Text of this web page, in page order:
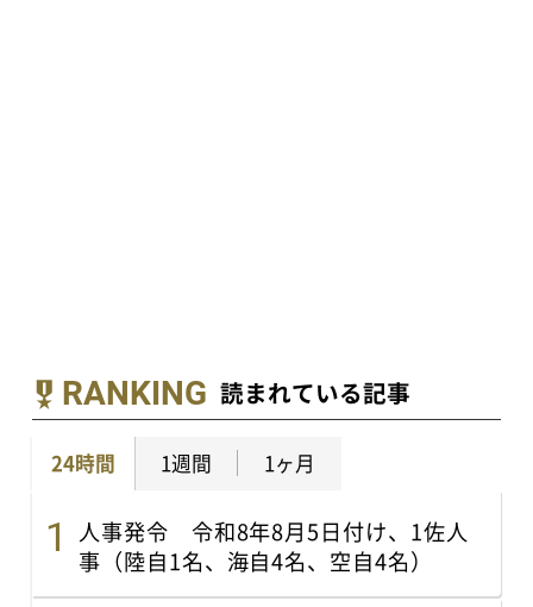
RANKING 読まれている記事
24時間 1週間 1ヶ月
人事発令 令和8年8月5日付け、1佐人
事（陸自1名、海自4名、空自4名）